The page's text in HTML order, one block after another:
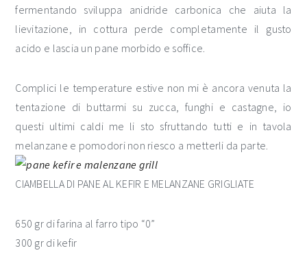
fermentando sviluppa anidride carbonica che aiuta la
lievitazione, in cottura perde completamente il gusto
acido e lascia un pane morbido e soffice.
Complici le temperature estive non mi è ancora venuta la
tentazione di buttarmi su zucca, funghi e castagne, io
questi ultimi caldi me li sto sfruttando tutti e in tavola
melanzane e pomodori non riesco a metterli da parte.
CIAMBELLA DI PANE AL KEFIR E MELANZANE GRIGLIATE
650 gr di farina al farro tipo “0”
300 gr di kefir